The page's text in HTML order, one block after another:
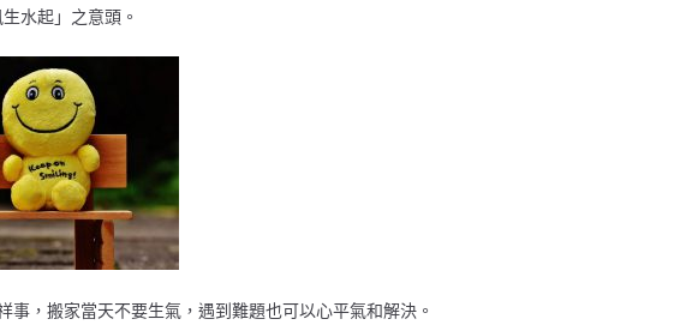
水起」之意頭。
事，搬家當天不要生氣，遇到難題也可以心平氣和解決。